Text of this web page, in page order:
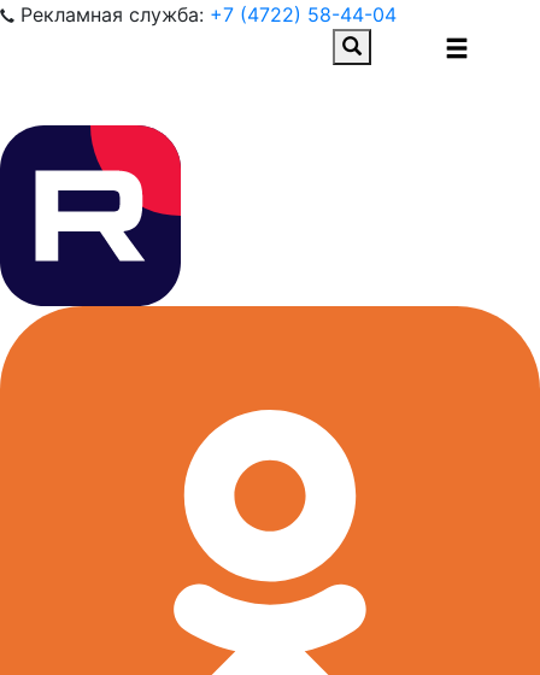
Рекламная служба: +7 (4722) 58-44-04